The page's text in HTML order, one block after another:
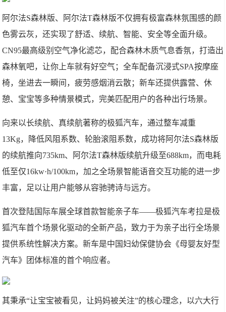
阿尔法S森林版、阿尔法T森林版不仅拥有极富森林氛围感的颜
色雾云灰，还实现了舒适、续航、智能、安全等全面升级。
CN95最高级别空气净化滤芯，配合森林木质气息香氛，打造出
森林氧吧，让你上车就有好空气；全车配备沉浸式SPA按摩座
椅，坐进去一瞬间，疲劳感烟消云散；新车还提供露营、休
憩、宝宝等多种情景模式，完美匹配用户的各种出行场景。
向来以长续航、真续航著称的极狐汽车，通过整车减重
13Kg，降低风阻系数、轮胎滚阻系数，成功将阿尔法S森林版
的续航推向735km、阿尔法T森林版续航升级至688km，而电耗
低至仅16kw·h/100km，加之全场景智能语音交互功能的进一步
丰富，足以让用户能够从容驰骋诗与远方。
首次登陆国际车展全球首款智能亲子车——极狐汽车考拉是极
狐汽车首个场景化驱动的全新产品，致力于为亲子出行全场景
提供系统性解决方案。新车是中国妇幼保健协会《母婴友好型
汽车》团体标准的首个响应者。
其秉承“让宝宝被看见，让妈妈被关注”的核心理念，以六大行